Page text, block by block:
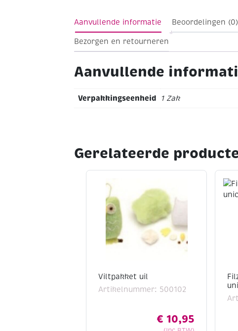
Aanvullende informatie Beoordelingen (0)
Bezorgen en retourneren
Aanvullende
Verpakkingseenheid 1 Zak
Gerelateerde
Viltpakket uil
Artikelnummer: 500102
€ 10,95